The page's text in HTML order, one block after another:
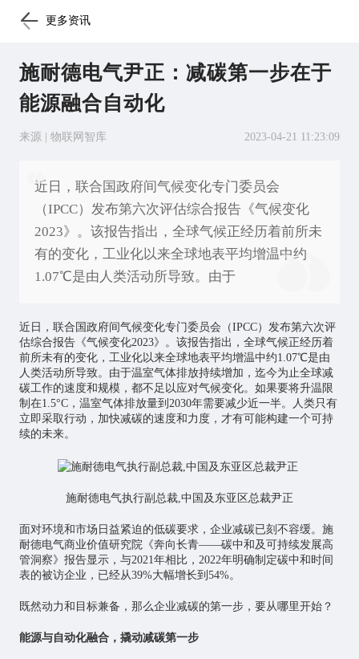
更多资讯
施耐德电气尹正：减碳第一步在于
能源融合自动化
来源 | 物联网智库 2023-04-21 11:23:09
近日，联合国政府间气候变化专门委员会
（IPCC）发布第六次评估综合报告《气候变化
2023》。该报告指出，全球气候正经历着前所未
有的变化，工业化以来全球地表平均增温中约
1.07℃是由人类活动所导致。由于
近日，联合国政府间气候变化专门委员会（IPCC）发布第六次评
估综合报告《气候变化2023》。该报告指出，全球气候正经历着
前所未有的变化，工业化以来全球地表平均增温中约1.07℃是由
人类活动所导致。由于温室气体排放持续增加，迄今为止全球减
碳工作的速度和规模，都不足以应对气候变化。如果要将升温限
制在1.5°C，温室气体排放量到2030年需要减少近一半。人类只有
立即采取行动，加快减碳的速度和力度，才有可能构建一个可持
续的未来。
施耐德电气执行副总裁,中国及东亚区总裁尹正
面对环境和市场日益紧迫的低碳要求，企业减碳已刻不容缓。施
耐德电气商业价值研究院《奔向长青——碳中和及可持续发展高
管洞察》报告显示，与2021年相比，2022年明确制定碳中和时间
表的被访企业，已经从39%大幅增长到54%。
既然动力和目标兼备，那么企业减碳的第一步，要从哪里开始？
能源与自动化融合，撬动减碳第一步